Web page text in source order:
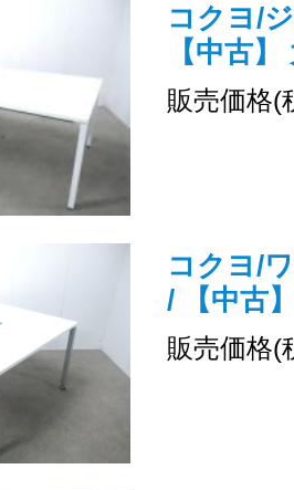
コクヨ/
【中古
販売価格(
コクヨ/
/ 【中古
販売価格(